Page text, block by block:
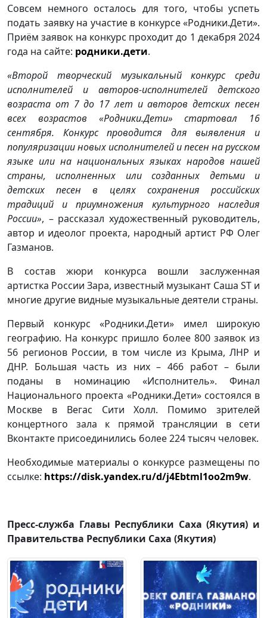
Совсем немного осталось для того, чтобы успеть
подать заявку на участие в конкурсе «Родники.Дети».
Приём заявок на конкурс проходит до 1 декабря 2024
года на сайте: родники.дети.
«Второй творческий музыкальный конкурс среди
исполнителей и авторов-исполнителей детского
возраста от 7 до 17 лет и авторов детских песен
всех возрастов «Родники.Дети» стартовал 16
сентября. Конкурс проводится для выявления и
популяризации новых исполнителей и песен на русском
языке или на национальных языках народов нашей
страны, исполненных или созданных детьми и
детских песен в целях сохранения российских
традиций и приумножения культурного наследия
России», – рассказал художественный руководитель,
автор и идеолог проекта, народный артист РФ Олег
Газманов.
В состав жюри конкурса вошли заслуженная
артистка России Зара, известный музыкант Саша ST и
многие другие видные музыкальные деятели страны.
Первый конкурс «Родники.Дети» имел широкую
географию. На конкурс пришло более 800 заявок из
56 регионов России, в том числе из Крыма, ЛНР и
ДНР. Большая часть из них – 466 работ – были
поданы в номинацию «Исполнитель». Финал
Национального проекта «Родники.Дети» состоялся в
Москве в Вегас Сити Холл. Помимо зрителей
концертного зала к прямой трансляции в сети
Вконтакте присоединились более 224 тысяч человек.
Необходимые материалы о конкурсе размещены по
ссылке: https://disk.yandex.ru/d/j4Ebtml1oo2m9w.
Пресс-служба Главы Республики Саха (Якутия) и
Правительства Республики Саха (Якутия)